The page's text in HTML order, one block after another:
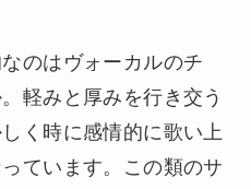
のはヴォーカルのチ
軽みと厚みを行き交う
く時に感情的に歌い上
ています。この類のサ